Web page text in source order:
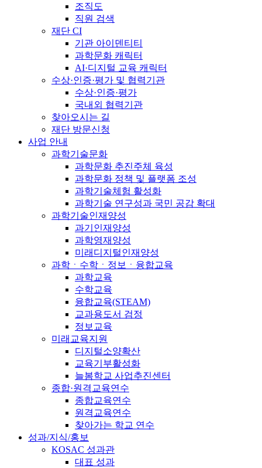
조직도
직원 검색
재단 CI
기관 아이덴티티
과학문화 캐릭터
AI·디지털 교육 캐릭터
수상·인증·평가 및 협력기관
수상·인증·평가
국내외 협력기관
찾아오시는 길
재단 방문신청
사업 안내
과학기술문화
과학문화 추진주체 육성
과학문화 정책 및 플랫폼 조성
과학기술체험 활성화
과학기술 연구성과 국민 공감 확대
과학기술인재양성
과기인재양성
과학영재양성
미래디지털인재양성
과학ㆍ수학ㆍ정보ㆍ융합교육
과학교육
수학교육
융합교육(STEAM)
교과용도서 검정
정보교육
미래교육지원
디지털소양확산
교육기부활성화
늘봄학교 사업추진센터
종합·원격교육연수
종합교육연수
원격교육연수
찾아가는 학교 연수
성과/지식/홍보
KOSAC 성과관
대표 성과